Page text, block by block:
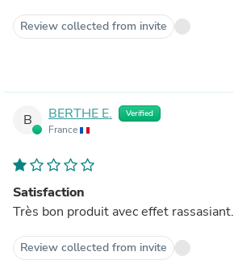
Review collected from invite
B BERTHE E. Verified
France
Satisfaction
Très bon produit avec effet rassasiant.
Review collected from invite